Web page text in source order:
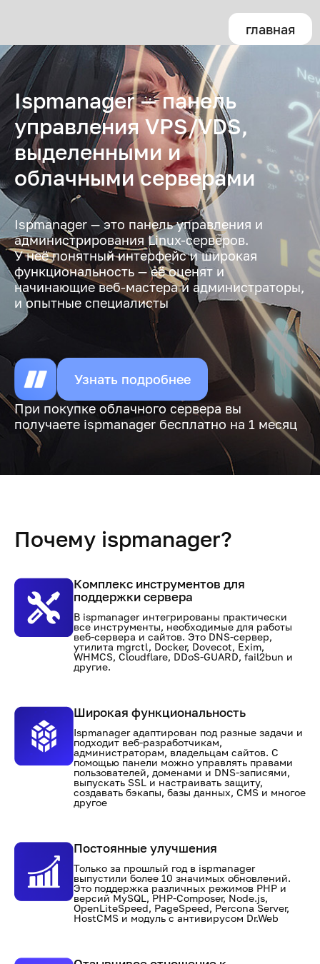
главная
Ispmanager — панель
управления VPS/VDS,
выделенными и
облачными серверами
Ispmanager — это панель управления и
администрирования Linux-серверов.
У неё понятный интерфейс и широкая
функциональность — её оценят и
начинающие веб-мастера и администраторы,
и опытные специалисты
Узнать подробнее
При покупке облачного сервера вы
получаете ispmanager бесплатно на 1 месяц
Почему ispmanager?
Комплекс инструментов для
поддержки сервера
В ispmanager интегрированы практически
все инструменты, необходимые для работы
веб-сервера и сайтов. Это DNS-сервер,
утилита mgrctl, Docker, Dovecot, Exim,
WHMCS, Cloudflare, DDoS-GUARD, fail2bun и
другие.
Широкая функциональность
Ispmanager адаптирован под разные задачи и
подходит веб-разработчикам,
администраторам, владельцам сайтов. С
помощью панели можно управлять правами
пользователей, доменами и DNS-записями,
выпускать SSL и настраивать защиту,
создавать бэкапы, базы данных, CMS и многое
другое
Постоянные улучшения
Только за прошлый год в ispmanager
выпустили более 10 значимых обновлений.
Это поддержка различных режимов PHP и
версий MySQL, PHP-Composer, Node.js,
OpenLiteSpeed, PageSpeed, Percona Server,
HostCMS и модуль с антивирусом Dr.Web